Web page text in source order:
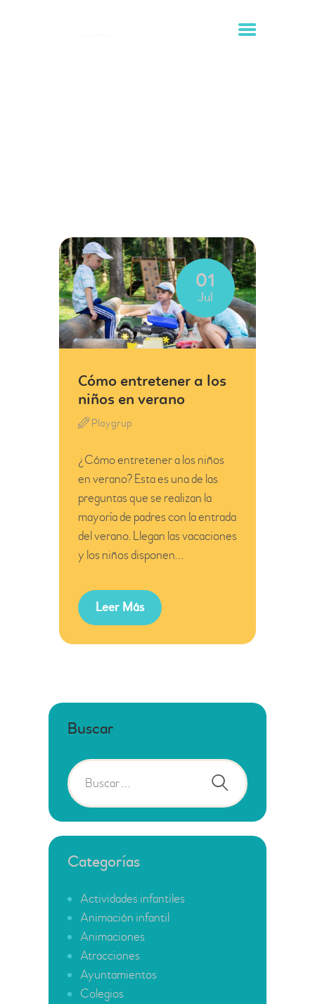
ORGANIZACIÓN DE
EVENTOS
CONTACTO
01
Jul
Cómo entretener a los
niños en verano
Playgrup
¿Cómo entretener a los niños
en verano? Esta es una de las
preguntas que se realizan la
mayoría de padres con la entrada
del verano. Llegan las vacaciones
y los niños disponen…
Leer Más
Buscar
Categorías
Actividades infantiles
Animación infantil
Animaciones
Atracciones
Ayuntamientos
Colegios